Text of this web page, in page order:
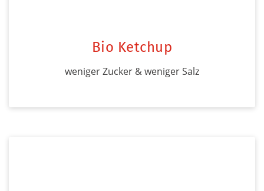
Bio Ketchup
weniger Zucker & weniger Salz